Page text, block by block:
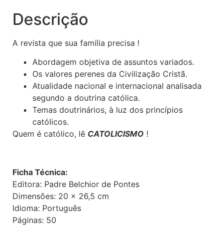
Descrição
A revista que sua família precisa !
Abordagem objetiva de assuntos variados.
Os valores perenes da Civilização Cristã.
Atualidade nacional e internacional analisada
segundo a doutrina católica.
Temas doutrinários, à luz dos princípios
católicos.
Quem é católico, lê CATOLICISMO !
Ficha Técnica:
Editora: Padre Belchior de Pontes
Dimensões: 20 x 26,5 cm
Idioma: Português
Páginas: 50